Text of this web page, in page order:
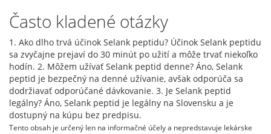
Často kladené otázky
1. Ako dlho trvá účinok Selank peptidu? Účinok Selank peptidu
sa zvyčajne prejaví do 30 minút po užití a môže trvať niekoľko
hodín. 2. Môžem užívať Selank peptid denne? Áno, Selank
peptid je bezpečný na denné užívanie, avšak odporúča sa
dodržiavať odporúčané dávkovanie. 3. Je Selank peptid
legálny? Áno, Selank peptid je legálny na Slovensku a je
dostupný na kúpu bez predpisu.
Tento obsah je určený len na informačné účely a nepredstavuje lekárske